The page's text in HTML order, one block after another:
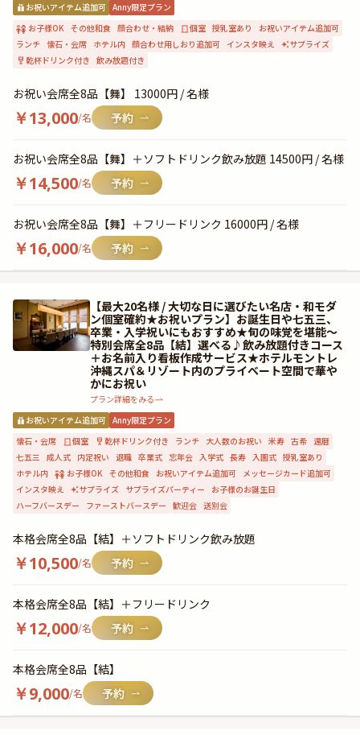
お祝いアイテム追加可 Anny限定プラン
お子様OK その他和食 顔合わせ・結納 個室 授乳室あり
お祝いアイテム追加可
ランチ 懐石・会席 ホテル内 顔合わせ用しおり追加可 インスタ映え
サプライズ
乾杯ドリンク付き 飲み放題付き
お祝い会席全8品【舞】 13000円 / 名様
￥13,000/名
お祝い会席全8品【舞】＋ソフトドリンク飲み放題 14500円 / 名様
￥14,500/名
お祝い会席全8品【舞】＋フリードリンク 16000円 / 名様
￥16,000/名
【最大20名様 / 大切な日に選びたい名店・和モダ
ン個室確約★お祝いプラン】お誕生日や七五三、
卒業・入学祝いにもおすすめ★旬の味覚を堪能〜
特別会席全8品【結】選べる♪飲み放題付きコース
＋お名前入り看板作成サービス★ホテルモントレ
沖縄スパ＆リゾート内のプライベート空間で華や
かにお祝い
プラン詳細をみる
お祝いアイテム追加可 Anny限定プラン
懐石・会席
個室 乾杯ドリンク付き ランチ 大人数のお祝い 米寿 古希 還暦
七五三 成人式 内定祝い 退職 卒業式 忘年会 入学式 長寿 入園式 授乳室あり
ホテル内
お子様OK その他和食 お祝いアイテム追加可 メッセージカード追加可
インスタ映え
サプライズ サプライズパーティー
お子様のお誕生日
ハーフバースデー
ファーストバースデー 歓迎会 送別会
本格会席全8品【結】＋ソフトドリンク飲み放題
￥10,500/名
本格会席全8品【結】＋フリードリンク
￥12,000/名
本格会席全8品【結】
￥9,000/名